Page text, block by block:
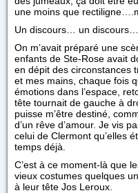
une moins que
Un discours… un
On m’avait préparé une
enfants de Ste-Rose avait
en dépit des circonstances
et mes mains, chaque fois
émotions dans l’espace,
tête tournait de gauche à
puisse m’être destiné,
d’un rêve d’amour. Je vis
celui de Clermont qu’elles
temps déjà.
C’est à ce moment-là que
vieux costumes quelques
à leur tête Jos Leroux.